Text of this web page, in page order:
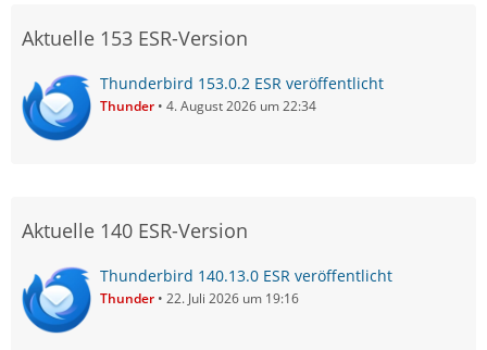
Aktuelle 153 ESR-Version
Thunderbird 153.0.2 ESR veröffentlicht
Thunder 4. August 2026 um 22:34
Aktuelle 140 ESR-Version
Thunderbird 140.13.0 ESR veröffentlicht
Thunder 22. Juli 2026 um 19:16